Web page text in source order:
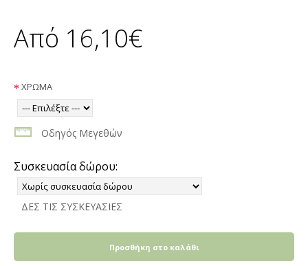
Από 16,10€
ΧΡΩΜΑ
Οδηγός Μεγεθών
Συσκευασία δώρου:
ΔΕΣ ΤΙΣ ΣΥΣΚΕΥΑΣΙΕΣ
Προσθήκη στο καλάθι